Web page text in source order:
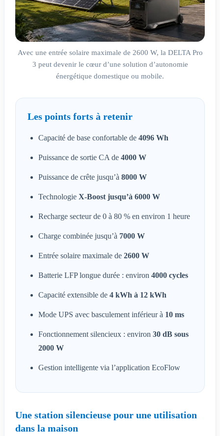
Avec une entrée solaire maximale de 2600 W, la DELTA Pro
3 peut devenir le cœur d’une solution d’autonomie
énergétique domestique ou mobile.
Les points forts à retenir
Capacité de base confortable de 4096 Wh
Puissance de sortie CA de 4000 W
Puissance de crête jusqu’à 8000 W
Technologie X-Boost jusqu’à 6000 W
Recharge secteur de 0 à 80 % en environ 1 heure
Charge combinée jusqu’à 7000 W
Entrée solaire maximale de 2600 W
Batterie LFP longue durée : environ 4000 cycles
Capacité extensible de 4 kWh à 12 kWh
Mode UPS avec basculement inférieur à 10 ms
Fonctionnement silencieux : environ 30 dB sous
2000 W
Gestion intelligente via l’application EcoFlow
Une station silencieuse pour une utilisation
dans la maison